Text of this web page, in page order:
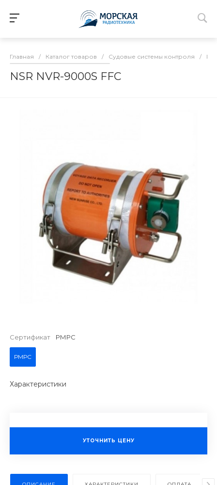
Главная / Каталог товаров / Судовые системы контроля /
NSR NVR-9000S FFC
Сертификат РМРС
РМРС
Характеристики
УТОЧНИТЬ ЦЕНУ